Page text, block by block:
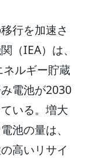
行を加速さ
（IEA）は、
ルギー貯蔵
電池が2030
いる。増大
池の量は、
高いリサイ